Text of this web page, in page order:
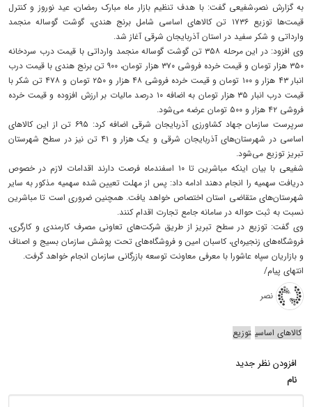
به گزارش نصر،شفیعی گفت: با هدف تنظیم بازار ماه مبارک رمضان، عید نوروز و کنترل
قیمت‌ها توزیع ۱۷۳۶ تن کالا‌های اساسی شامل برنج هندی، گوشت گوساله منجمد
وارداتی و شکر سفید در استان آذربایجان شرقی آغاز شد.
وی افزود: در این مرحله ۳۵۸ تن گوشت گوساله منجمد وارداتی با قیمت درب سردخانه
۳۵۰ هزار تومان و قیمت خرده فروشی ۳۷۰ هزار تومان، ۹۰۰ تن برنج هندی با قیمت درب
انبار ۴۳ هزار و ۱۰۰ تومان و قیمت خرده فروشی ۴۸ هزار و ۲۵۰ تومان و ۴۷۸ تن شکر با
قیمت درب انبار ۳۵ هزار تومان به اضافه ۱۰ درصد مالیات بر ارزش افزوده و قیمت خرده
فروشی ۴۲ هزار و ۵۰۰ تومان عرضه می‌شود.
سرپرست سازمان جهاد کشاورزی آذربایجان شرقی اضافه کرد: ۶۹۵ تن از این کالا‌های
اساسی در شهرستان‌های آذربایجان شرقی و یک هزار و ۴۱ تن نیز در سطح شهرستان
تبریز توزیع می‌شود.
شفیعی با بیان اینکه مباشرین تا ۱۰ اسفندماه فرصت دارند اقدامات لازم در خصوص
دریافت سهمیه را انجام دهند ادامه داد: پس از مهلت تعیین شده سهمیه مذکور به سایر
شهرستان‌های متقاضی استان اختصاص خواهد یافت. همچنین ضروری است تا مباشرین
نسبت به ثبت حواله در سامانه جامع تجارت اقدام کنند.
وی گفت: توزیع در سطح تبریز از طریق شرکت‌های تعاونی مصرف کارمندی و کارگری،
فروشگاه‌های زنجیره‌ای، کاسبان امین و فروشگاه‌های تحت پوشش سازمان بسیج و اصناف
و بازاریان سپاه عاشورا با معرفی معاونت توسعه بازرگانی سازمان انجام خواهد گرفت.
انتهای پیام/
نصر
کالا‌های اساسی توزیع
افزودن نظر جدید
نام